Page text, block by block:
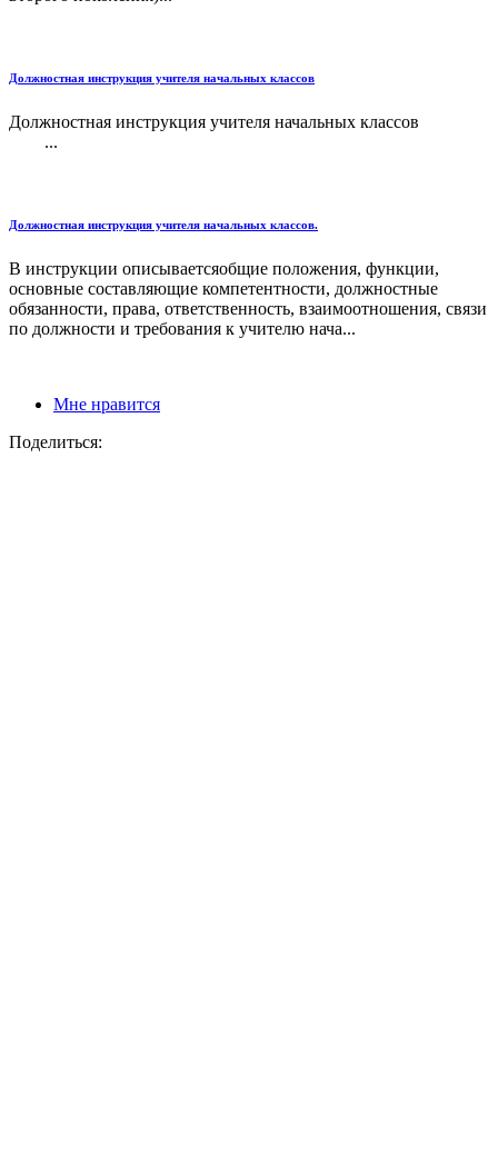
Должностная инструкция учителя начальных классов
Должностная инструкция учителя начальных классов
...
Должностная инструкция учителя начальных классов.
В инструкции описываетсяобщие положения, функции,
основные составляющие компетентности, должностные
обязанности, права, ответственность, взаимоотношения, связи
по должности и требования к учителю нача...
Мне нравится
Поделиться: